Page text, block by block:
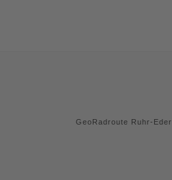
GeoRadroute Ruhr-Eder